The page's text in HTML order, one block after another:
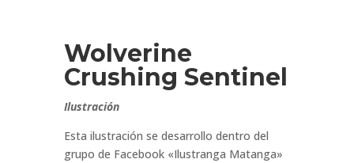
Wolverine
Crushing Sentinel
Ilustración
Esta ilustración se desarrollo dentro del
grupo de Facebook «Ilustranga Matanga»